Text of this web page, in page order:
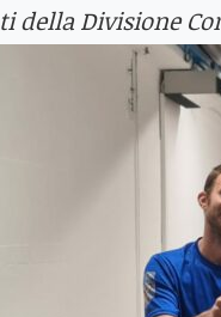
Divisione